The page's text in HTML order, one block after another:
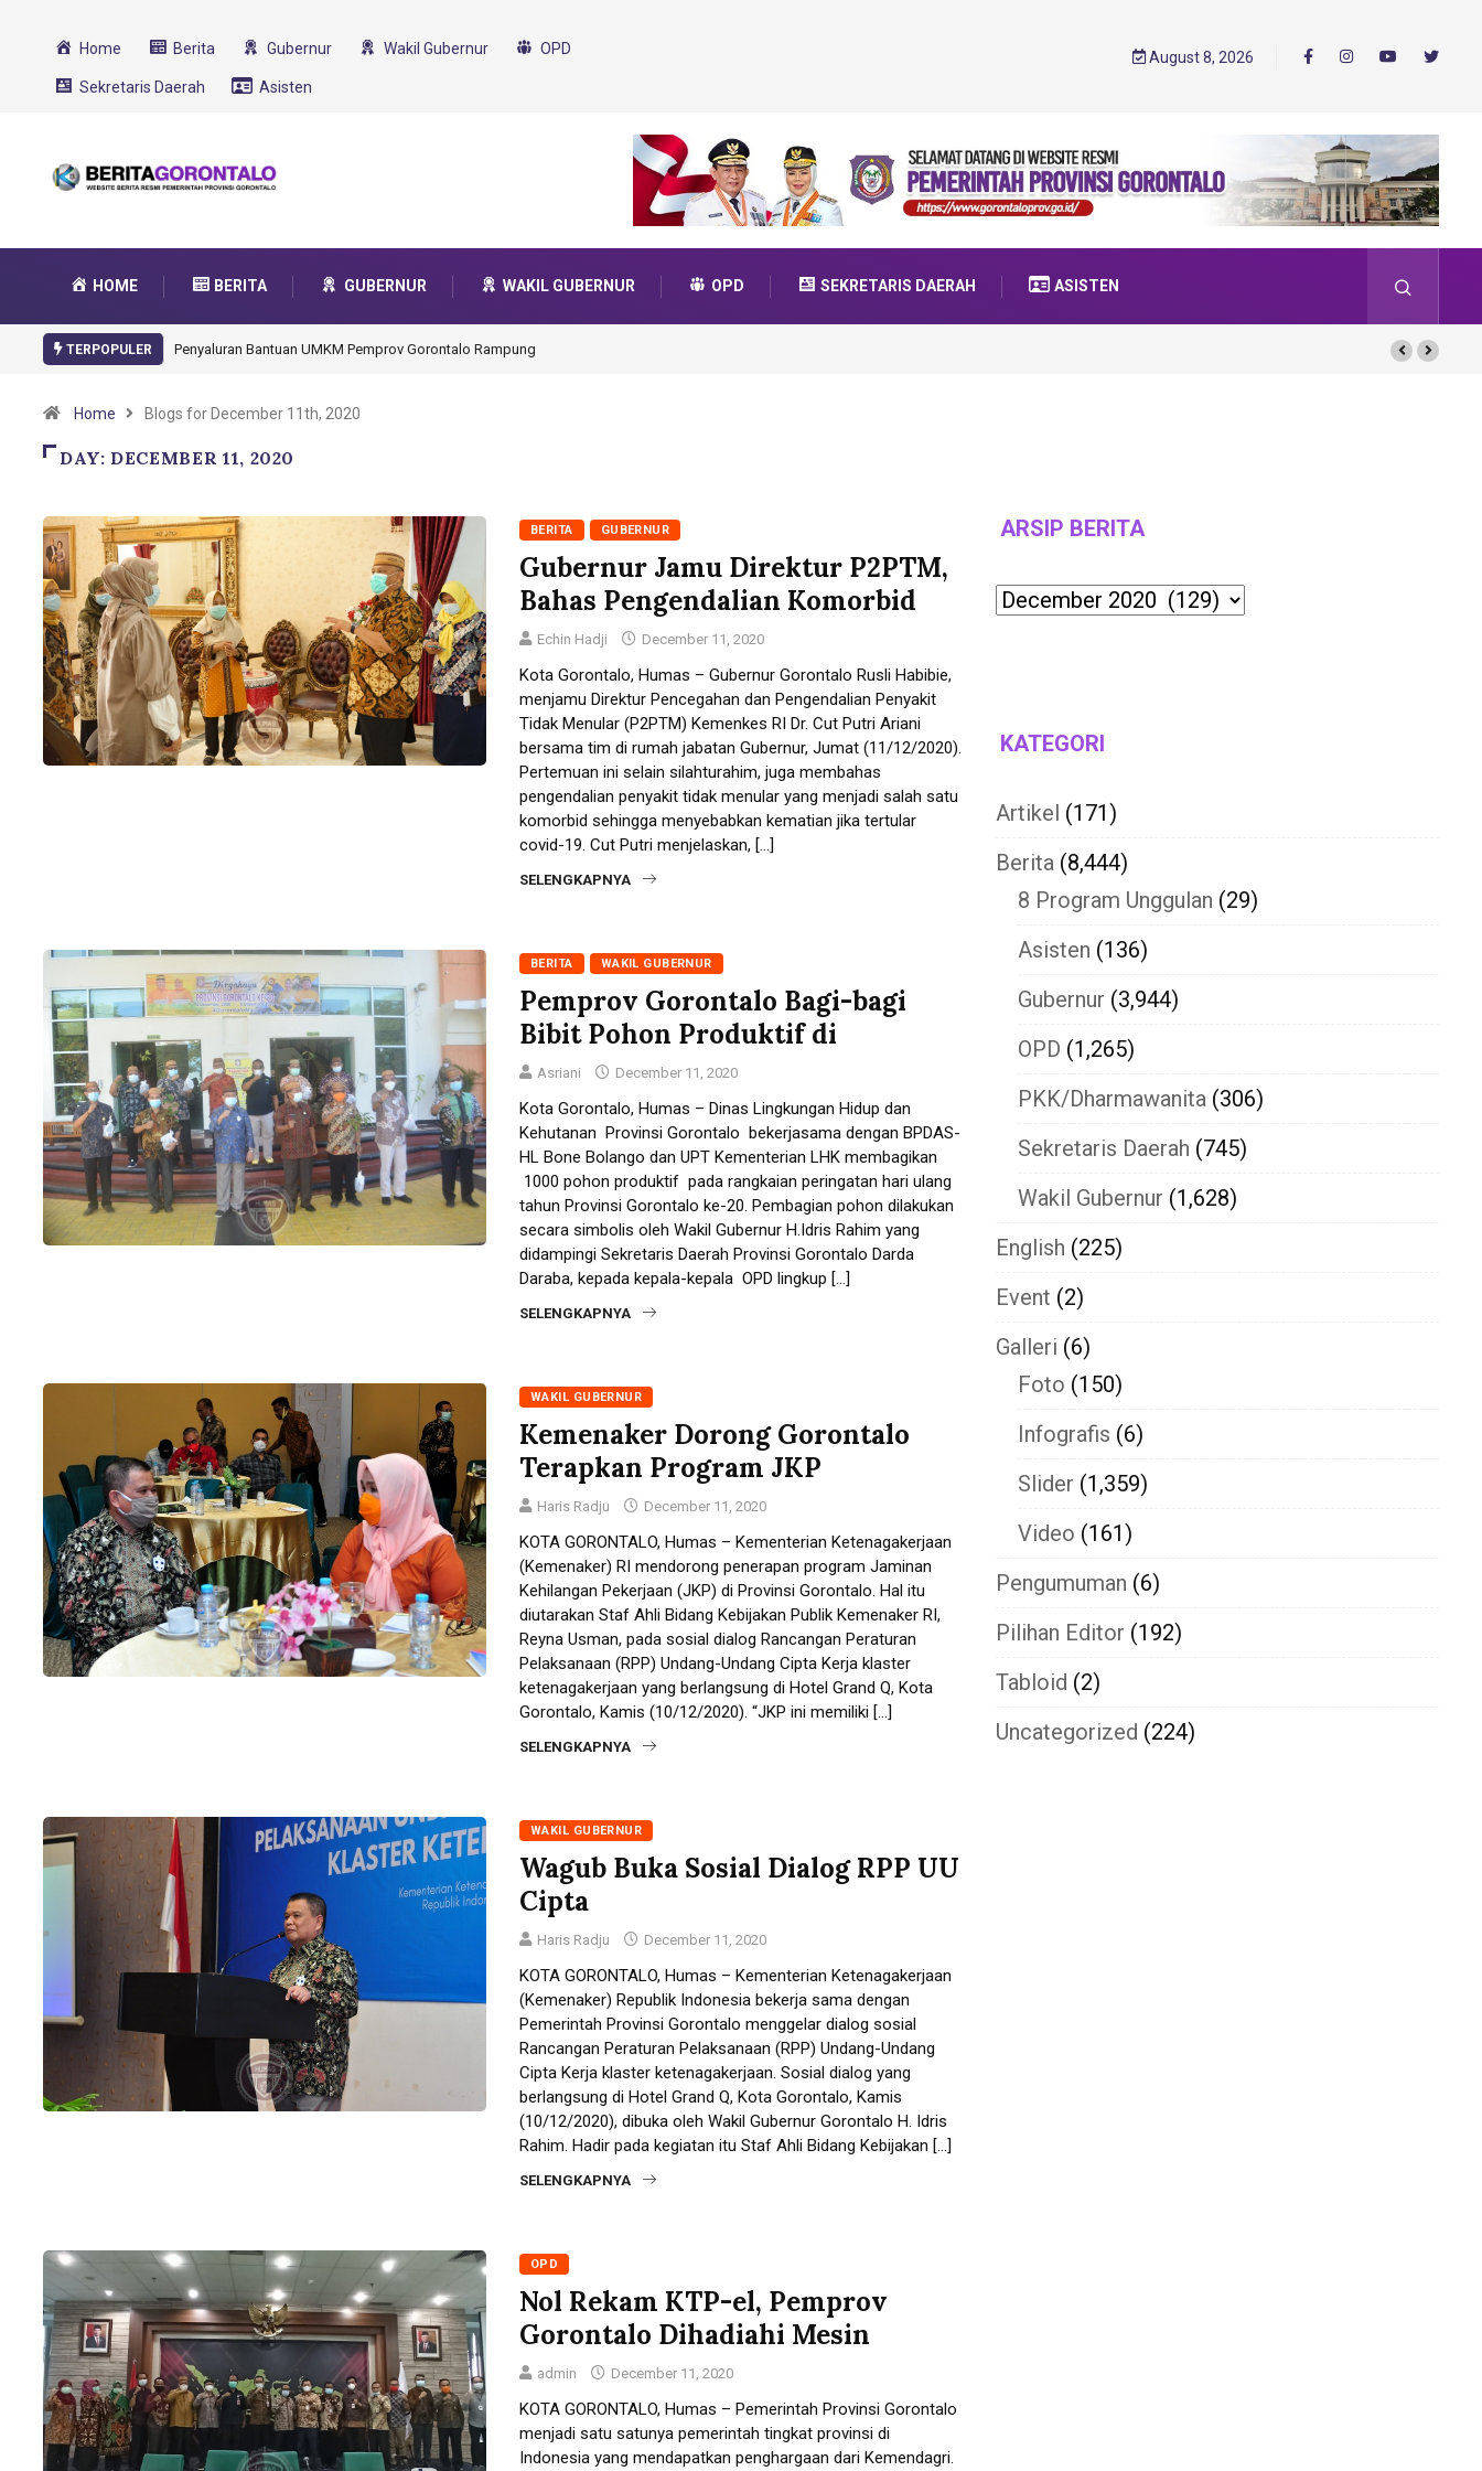
Home Berita Gubernur Wakil Gubernur OPD
Sekretaris Daerah Asisten
August 8, 2026
HOME BERITA GUBERNUR WAKIL GUBERNUR OPD SEKRETARIS DAERAH ASISTEN
TERPOPULER
Penyaluran Bantuan UMKM Pemprov Gorontalo RampungGorontalo Ikut Dukung Program SMA Unggul Garuda
Home Blogs for December 11th, 2020
DAY: DECEMBER 11, 2020
BERITA GUBERNUR
Gubernur Jamu Direktur P2PTM,
Bahas Pengendalian Komorbid
Echin Hadji December 11, 2020
Kota Gorontalo, Humas – Gubernur Gorontalo Rusli Habibie,
menjamu Direktur Pencegahan dan Pengendalian Penyakit
Tidak Menular (P2PTM) Kemenkes RI Dr. Cut Putri Ariani
bersama tim di rumah jabatan Gubernur, Jumat (11/12/2020).
Pertemuan ini selain silahturahim, juga membahas
pengendalian penyakit tidak menular yang menjadi salah satu
komorbid sehingga menyebabkan kematian jika tertular
covid-19. Cut Putri menjelaskan, […]
SELENGKAPNYA
BERITA WAKIL GUBERNUR
Pemprov Gorontalo Bagi-bagi
Bibit Pohon Produktif di
Asriani December 11, 2020
Kota Gorontalo, Humas – Dinas Lingkungan Hidup dan
Kehutanan Provinsi Gorontalo bekerjasama dengan BPDAS-
HL Bone Bolango dan UPT Kementerian LHK membagikan
1000 pohon produktif pada rangkaian peringatan hari ulang
tahun Provinsi Gorontalo ke-20. Pembagian pohon dilakukan
secara simbolis oleh Wakil Gubernur H.Idris Rahim yang
didampingi Sekretaris Daerah Provinsi Gorontalo Darda
Daraba, kepada kepala-kepala OPD lingkup […]
SELENGKAPNYA
WAKIL GUBERNUR
Kemenaker Dorong Gorontalo
Terapkan Program JKP
Haris Radju December 11, 2020
KOTA GORONTALO, Humas – Kementerian Ketenagakerjaan
(Kemenaker) RI mendorong penerapan program Jaminan
Kehilangan Pekerjaan (JKP) di Provinsi Gorontalo. Hal itu
diutarakan Staf Ahli Bidang Kebijakan Publik Kemenaker RI,
Reyna Usman, pada sosial dialog Rancangan Peraturan
Pelaksanaan (RPP) Undang-Undang Cipta Kerja klaster
ketenagakerjaan yang berlangsung di Hotel Grand Q, Kota
Gorontalo, Kamis (10/12/2020). “JKP ini memiliki […]
SELENGKAPNYA
WAKIL GUBERNUR
Wagub Buka Sosial Dialog RPP UU
Cipta
Haris Radju December 11, 2020
KOTA GORONTALO, Humas – Kementerian Ketenagakerjaan
(Kemenaker) Republik Indonesia bekerja sama dengan
Pemerintah Provinsi Gorontalo menggelar dialog sosial
Rancangan Peraturan Pelaksanaan (RPP) Undang-Undang
Cipta Kerja klaster ketenagakerjaan. Sosial dialog yang
berlangsung di Hotel Grand Q, Kota Gorontalo, Kamis
(10/12/2020), dibuka oleh Wakil Gubernur Gorontalo H. Idris
Rahim. Hadir pada kegiatan itu Staf Ahli Bidang Kebijakan […]
SELENGKAPNYA
OPD
Nol Rekam KTP-el, Pemprov
Gorontalo Dihadiahi Mesin
admin December 11, 2020
KOTA GORONTALO, Humas – Pemerintah Provinsi Gorontalo
menjadi satu satunya pemerintah tingkat provinsi di
Indonesia yang mendapatkan penghargaan dari Kemendagri.
ARSIP BERITA
Archives
KATEGORI
Artikel (171)
Berita (8,444)
8 Program Unggulan (29)
Asisten (136)
Gubernur (3,944)
OPD (1,265)
PKK/Dharmawanita (306)
Sekretaris Daerah (745)
Wakil Gubernur (1,628)
English (225)
Event (2)
Galleri (6)
Foto (150)
Infografis (6)
Slider (1,359)
Video (161)
Pengumuman (6)
Pilihan Editor (192)
Tabloid (2)
Uncategorized (224)